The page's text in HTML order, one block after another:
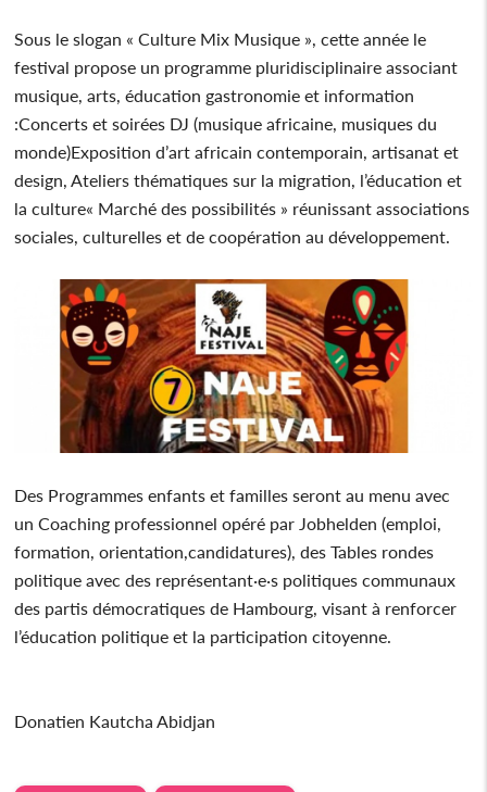
Sous le slogan « Culture Mix Musique », cette année le
festival propose un programme pluridisciplinaire associant
musique, arts, éducation gastronomie et information
:Concerts et soirées DJ (musique africaine, musiques du
monde)Exposition d’art africain contemporain, artisanat et
design, Ateliers thématiques sur la migration, l’éducation et
la culture« Marché des possibilités » réunissant associations
sociales, culturelles et de coopération au développement.
Des Programmes enfants et familles seront au menu avec
un Coaching professionnel opéré par Jobhelden (emploi,
formation, orientation,candidatures), des Tables rondes
politique avec des représentant·e·s politiques communaux
des partis démocratiques de Hambourg, visant à renforcer
l’éducation politique et la participation citoyenne.
Donatien Kautcha Abidjan